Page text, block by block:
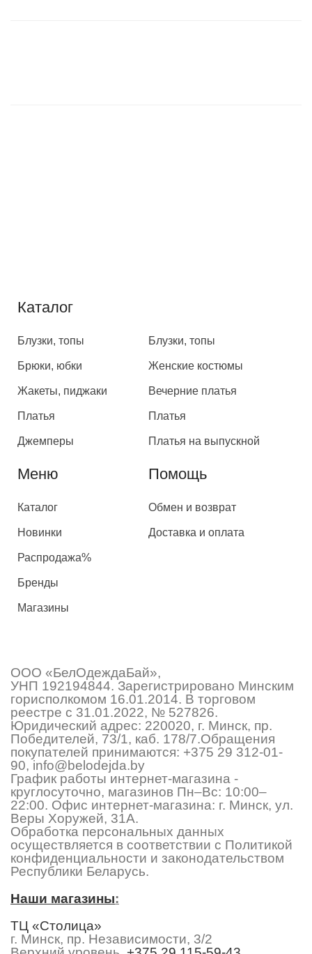
Каталог
Блузки, топы
Брюки, юбки
Жакеты, пиджаки
Платья
Джемперы
Блузки, топы
Женские костюмы
Вечерние платья
Платья
Платья на выпускной
Меню
Каталог
Новинки
Распродажа%
Бренды
Магазины
Помощь
Обмен и возврат
Доставка и оплата
ООО «БелОдеждаБай»,
УНП 192194844. Зарегистрировано Минским
горисполкомом 16.01.2014. В торговом
реестре с 31.01.2022, № 527826.
Юридический адрес: 220020, г. Минск, пр.
Победителей, 73/1, каб. 178/7.Обращения
покупателей принимаются: +375 29 312-01-
90, info@belodejda.by
График работы интернет-магазина -
круглосуточно, магазинов Пн–Вс: 10:00–
22:00. Офис интернет-магазина: г. Минск, ул.
Веры Хоружей, 31А.
Обработка персональных данных
осуществляется в соответствии с Политикой
конфиденциальности и законодательством
Республики Беларусь.
Наши магазины:
ТЦ «Столица»
г. Минск, пр. Независимости, 3/2